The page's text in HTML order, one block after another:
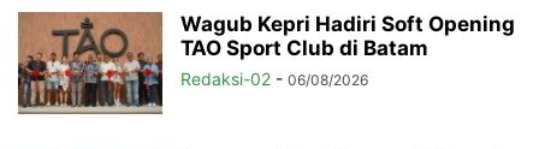
Wagub Kepri Hadiri Soft Opening
TAO Sport Club di Batam
Redaksi-02 - 06/08/2026